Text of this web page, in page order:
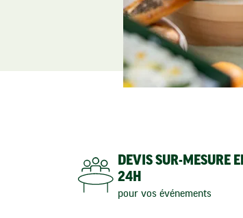
DEVIS SUR-MESURE
24H
pour vos événements